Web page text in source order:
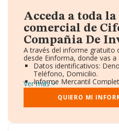
Acceda a toda
comercial de
Compañia De
A través del informe gratuito
desde Einforma, donde vas a
Datos identificativos:
Teléfono, Domicilio.
Informe Mercantil
Gráficos de Evolución
Consejo de
Directivos y Ejecutivos.
Ver más
QUIERO MI